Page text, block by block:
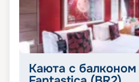
Каюта с балконом